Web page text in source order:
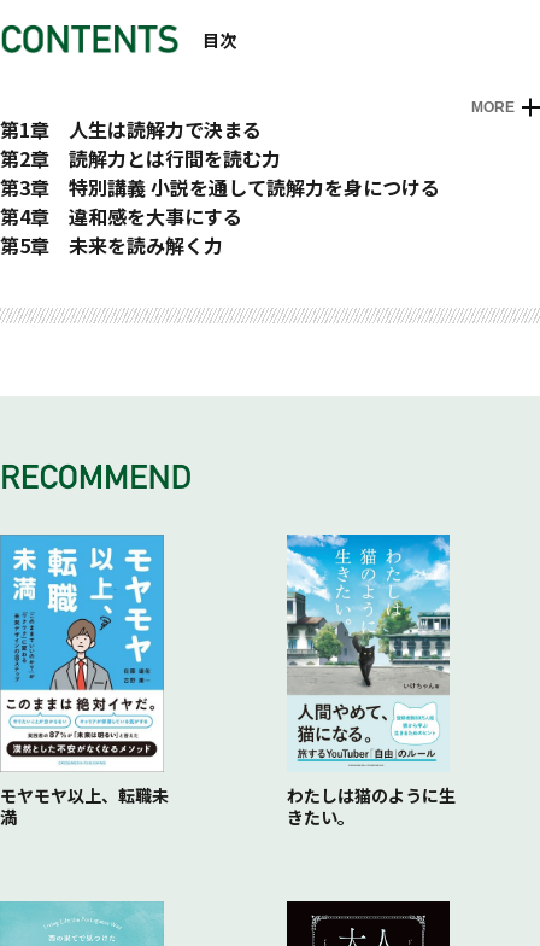
目次
MORE
はじめに
第1章 人生は読解力で決まる
本を読むほど思考が偏る
なぜコロナ陰謀説にハマるのか?
簡単な文章さえ理解できない学生たち
AIには読解力がない
SNSは異質なものを排除する
ある現象によって分断される米国
ワイプで人の表情を抜くのは何のため?
小説は読解力を磨く最高のテキスト
第2章 読解力とは行間を読む力
「読む量」より「読み方」が重要
一見まともな文章にも矛盾が潜む
「演繹法」と「帰納法」の違いを理解する
批判的に読めない日本人
主観や感情にとらわれない読み方
あなたが掛けている「色眼鏡」は何色?
プーチンが日本に送ったシグナル
言葉の裏を読めたら一人前
読解力を構成する「要約」と「敷衍」
偏差値秀才は敷衍することが苦手
夏目漱石の作品で読解力を上げる
第3章 特別講義 小説を通して読解力を身につける
中学生──読書の面白さに目覚めた
三浦綾子さんの『塩狩峠』を読み解く
中学卒業後の春休みに一人で塩狩峠へ
人は誰かに感化されて生きていく
批判的な態度で本を読むことが大切
数学が苦手な人は社会に出てから苦労する
聖書は男性と女性をどう描いているのか
読み飛ばさない。調べながら読む
言い換える力を身につける
主人公の目線から離れてみる
人間とはどこまでズルい生き物なのか
ミルクティの美味しさを説明できる?
ナンマイダって何のこと?
本を読めない人は一生救われないのか?
善人より悪人の方こそ往生できる
救われるのはエリート? 非エリート?
なぜ欧米人はチャリティ活動に熱心か
最後は「善なるもの」が勝つ
第4章 違和感を大事にする
どんな受け止め方をしても自由
「共感」と「違和感」を発表
危険なのに避難しないのはなぜ?
一般の乗客と愛する女性のどちらが大切か?
自分を棚に上げて他人を責める人たち
ごまかすときに使われるトートロジー
信夫は三堀のために飛び込んだ？
あなたは“敵”を愛することができるか?
人間は誰しも弱くて嘘をつく
女性はイエスを裏切らなかった
良い大人にどれだけ出会える
第5章 未来を読み解く力
読解力が他の教科の力を上げる
理系の人ほど国語力を磨く
西洋の「直線時間」と日本の「円環時間」
お金も宗教の一つである
専門知識よりもまず教養の土台を作る
迷えるフリーターが見つけた目的とは
やればできるという自信が彼を変えた
勉強するよりも大切なこと
現状がずっと続くわけではない
与えることができる人間になる
モヤモヤ以上、転職未
満
わたしは猫のように生
きたい。